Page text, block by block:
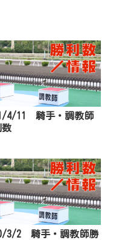
4/11 騎手・調教師
数
3/2 騎手・調教師勝